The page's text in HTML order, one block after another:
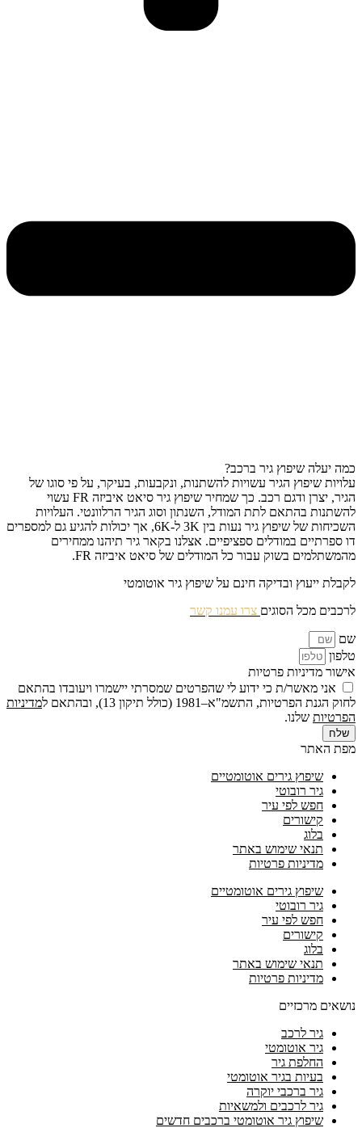
כמה יעלה שיפוץ גיר ברכב?
עלויות שיפוץ הגיר עשויות להשתנות, ונקבעות, בעיקר, על פי סוגו של
הגיר, יצרן ודגם רכב. כך שמחיר שיפוץ גיר סיאט איביזה FR עשוי
להשתנות בהתאם לתת המודל, השנתון וסוג הגיר הרלוונטי. העלויות
השכיחות של שיפוץ גיר נעות בין 3K ל-6K, אך יכולות להגיע גם למספרים
דו ספרתיים במודלים ספציפיים. אצלנו בקאר גיר תיהנו ממחירים
מהמשתלמים בשוק עבור כל המודלים של סיאט איביזה FR.
לקבלת ייעוץ ובדיקה חינם על שיפוץ גיר אוטומטי
לרכבים מכל הסוגים צרו עמנו קשר
שם
טלפון
אישור מדיניות פרטיות
אני מאשר/ת כי ידוע לי שהפרטים שמסרתי יישמרו ויעובדו בהתאם
לחוק הגנת הפרטיות, התשמ"א–1981 (כולל תיקון 13), ובהתאם ל
מדיניות
הפרטיות שלנו.
שלח
מפת האתר
שיפוץ גירים אוטומטיים
גיר רובוטי
חפש לפי עיר
קישורים
בלוג
תנאי שימוש באתר
מדיניות פרטיות
שיפוץ גירים אוטומטיים
גיר רובוטי
חפש לפי עיר
קישורים
בלוג
תנאי שימוש באתר
מדיניות פרטיות
נושאים מרכזיים
גיר לרכב
גיר אוטומטי
החלפת גיר
בעיות בגיר אוטומטי
גיר ברכבי יוקרה
גיר לרכבים ולמשאיות
שיפוץ גיר אוטומטי ברכבים חדשים